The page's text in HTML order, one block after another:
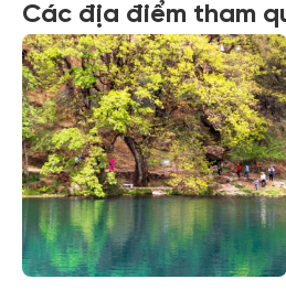
Các địa điểm tham